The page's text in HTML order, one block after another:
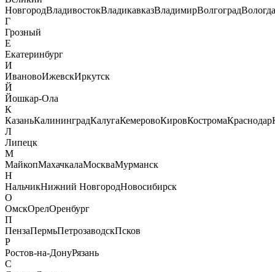
НовгородВладивостокВладикавказВладимирВолгоградВологда
Г
Грозный
Е
Екатеринбург
И
ИвановоИжевскИркутск
Й
Йошкар-Ола
К
КазаньКалининградКалугаКемеровоКировКостромаКраснодар
Л
Липецк
М
МайкопМахачкалаМоскваМурманск
Н
НальчикНижний НовгородНовосибирск
О
ОмскОрелОренбург
П
ПензаПермьПетрозаводскПсков
Р
Ростов-на-ДонуРязань
С